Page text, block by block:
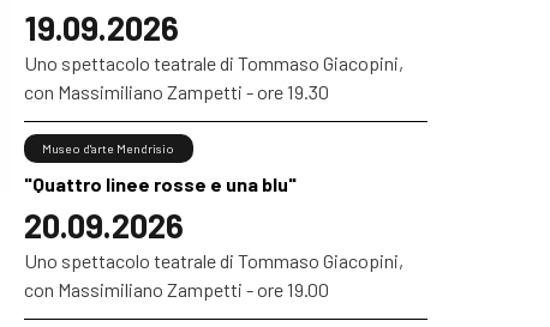
19.09.2026
Uno spettacolo teatrale di Tommaso Giacopini,
con Massimiliano Zampetti - ore 19.30
"Quattro linee rosse e una blu"
20.09.2026
Museo d'arte Mendrisio
Uno spettacolo teatrale di Tommaso Giacopini,
con Massimiliano Zampetti - ore 19.00